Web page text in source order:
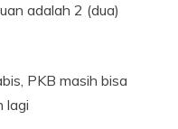
adalah 2 (dua)
PKB masih bisa
lagi